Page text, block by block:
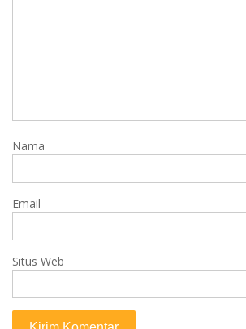
Nama
Email
Situs Web